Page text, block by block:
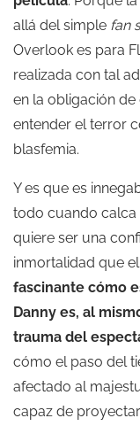
allá del simple fan
Overlook es para
realizada con tal
en la obligación
entender el terror
blasfemia.
Y es que es
todo cuando calca
quiere ser una
inmortalidad que
fascinante cómo
Danny es, al
trauma del
cómo el paso del
afectado al
capaz de